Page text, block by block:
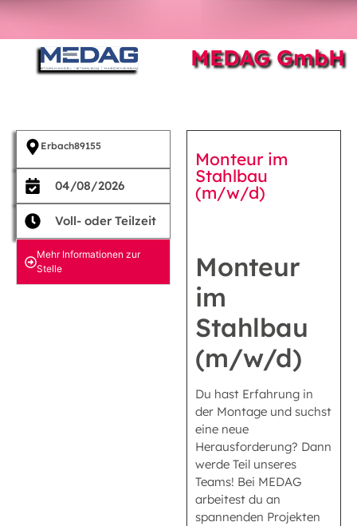
MEDAG GmbH
Erbach89155
04/08/2026
Voll- oder Teilzeit
Mehr Informationen zur
Stelle
Monteur im
Stahlbau
(m/w/d)
Monteur
im
Stahlbau
(m/w/d)
Du hast Erfahrung in
der Montage und suchst
eine neue
Herausforderung? Dann
werde Teil unseres
Teams! Bei MEDAG
arbeitest du an
spannenden Projekten